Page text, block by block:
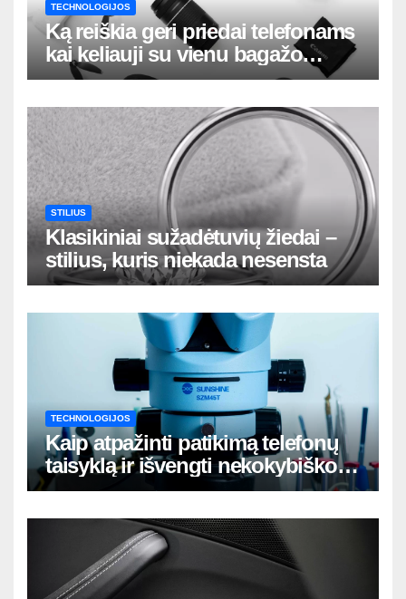
TECHNOLOGIJOS
Ką reiškia geri priedai telefonams
kai keliauji su vienu bagažo
krepšiu
STILIUS
Klasikiniai sužadėtuvių žiedai –
stilius, kuris niekada nesensta
TECHNOLOGIJOS
Kaip atpažinti patikimą telefonų
taisyklą ir išvengti nekokybiško
remonto